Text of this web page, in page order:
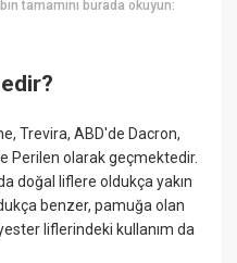
tamamını burada okuyun:
Trevira, ABD'de Dacron,
Perilen olarak geçmektedir.
doğal liflere oldukça yakın
benzer, pamuğa olan
liflerindeki kullanım da